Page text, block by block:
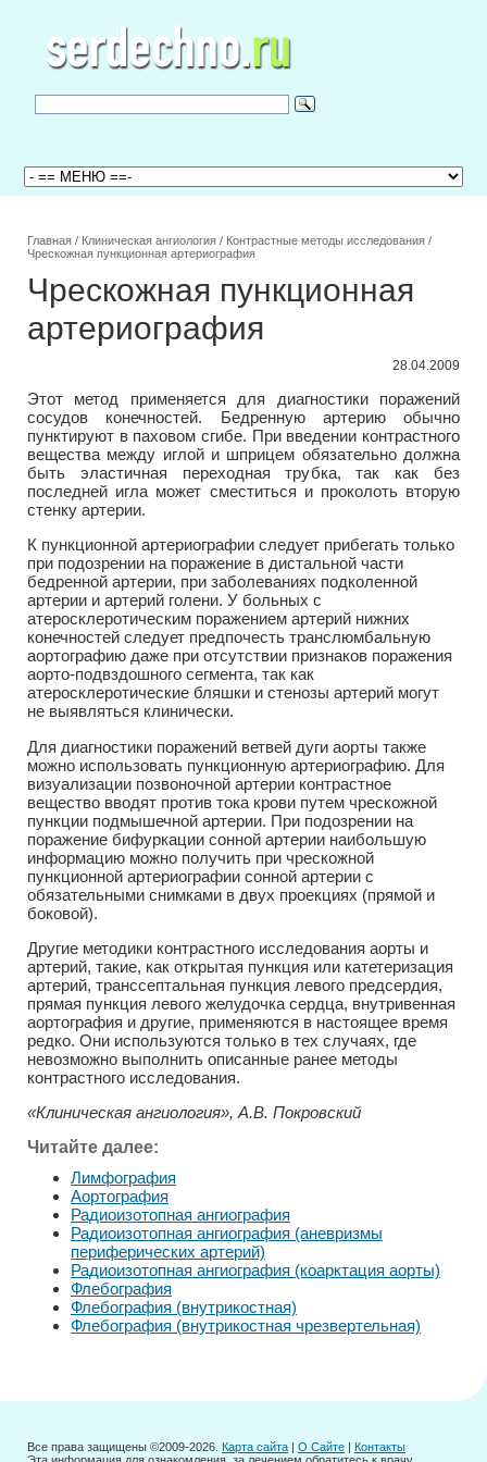
Главная / Клиническая ангиология / Контрастные методы исследования /
Чрескожная пункционная артериография
Чрескожная пункционная
артериография
28.04.2009
Этот метод применяется для диагностики поражений
сосудов конечностей. Бедренную артерию обычно
пунктируют в паховом сгибе. При введении контрастного
вещества между иглой и шприцем обязательно должна
быть эластичная переходная трубка, так как без
последней игла может сместиться и проколоть вторую
стенку артерии.
К пункционной артериографии следует прибегать только
при подозрении на поражение в дистальной части
бедренной артерии, при заболеваниях подколенной
артерии и артерий голени. У больных с
атеросклеротическим поражением артерий нижних
конечностей следует предпочесть транслюмбальную
аортографию даже при отсутствии признаков поражения
аорто-подвздошного сегмента, так как
атеросклеротические бляшки и стенозы артерий могут
не выявляться клинически.
Для диагностики поражений ветвей дуги аорты также
можно использовать пункционную артериографию. Для
визуализации позвоночной артерии контрастное
вещество вводят против тока крови путем чрескожной
пункции подмышечной артерии. При подозрении на
поражение бифуркации сонной артерии наибольшую
информацию можно получить при чрескожной
пункционной артериографии сонной артерии с
обязательными снимками в двух проекциях (прямой и
боковой).
Другие методики контрастного исследования аорты и
артерий, такие, как открытая пункция или катетеризация
артерий, транссептальная пункция левого предсердия,
прямая пункция левого желудочка сердца, внутривенная
аортография и другие, применяются в настоящее время
редко. Они используются только в тех случаях, где
невозможно выполнить описанные ранее методы
контрастного исследования.
«Клиническая ангиология», А.В. Покровский
Читайте далее:
Лимфография
Аортография
Радиоизотопная ангиография
Радиоизотопная ангиография (аневризмы
периферических артерий)
Радиоизотопная ангиография (коарктация аорты)
Флебография
Флебография (внутрикостная)
Флебография (внутрикостная чрезвертельная)
Все права защищены ©2009-2026. Карта сайта | О Сайте | Контакты